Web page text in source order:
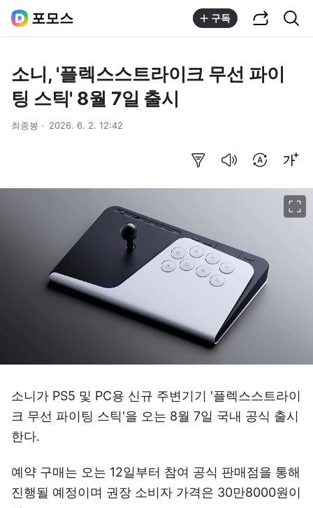
포모스 구독
소니, '플렉스스트라이크 무선 파이
팅 스틱' 8월 7일 출시
최종봉 2026. 6. 2. 12:42
소니가 PS5 및 PC용 신규 주변기기 '플렉스스트라이
크 무선 파이팅 스틱'을 오는 8월 7일 국내 공식 출시
한다.
예약 구매는 오는 12일부터 참여 공식 판매점을 통해
진행될 예정이며 권장 소비자 가격은 30만8000원이